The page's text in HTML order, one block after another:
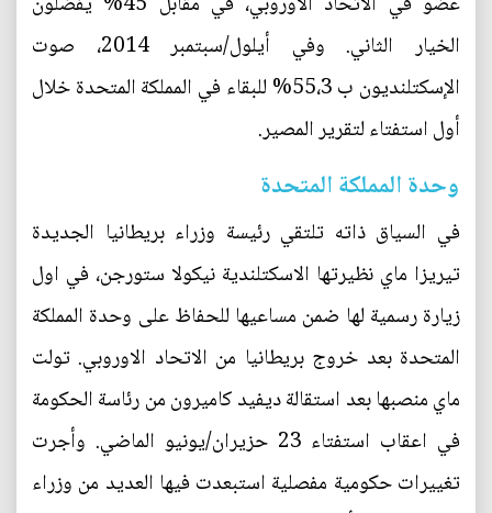
الخيار الثاني. وفي أيلول/سبتمبر 2014، صوت
الإسكتلنديون ب 55،3% للبقاء في المملكة المتحدة خلال
أول استفتاء لتقرير المصير.
وحدة المملكة المتحدة
في السياق ذاته تلتقي رئيسة وزراء بريطانيا الجديدة
تيريزا ماي نظيرتها الاسكتلندية نيكولا ستورجن، في اول
زيارة رسمية لها ضمن مساعيها للحفاظ على وحدة المملكة
المتحدة بعد خروج بريطانيا من الاتحاد الاوروبي. تولت
ماي منصبها بعد استقالة ديفيد كاميرون من رئاسة الحكومة
في اعقاب استفتاء 23 حزيران/يونيو الماضي. وأجرت
تغييرات حكومية مفصلية استبعدت فيها العديد من وزراء